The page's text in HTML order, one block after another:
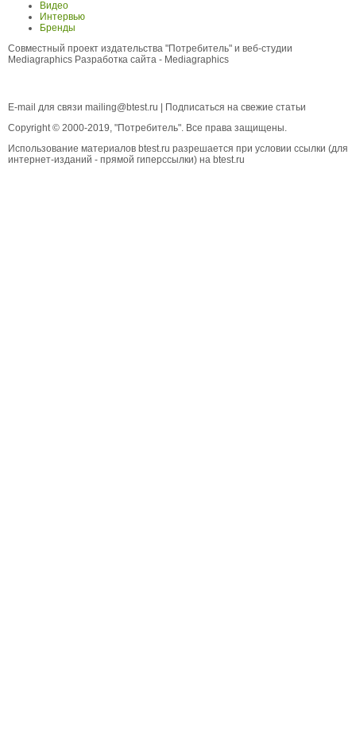
Видео
Интервью
Бренды
Совместный проект издательства "Потребитель" и веб-студии
Mediagraphics Разработка сайта - Mediagraphics
E-mail для связи mailing@btest.ru
Подписаться на свежие статьи
Copyright © 2000-2019, "Потребитель". Все права защищены.
Использование материалов btest.ru разрешается при условии ссылки (для
интернет-изданий - прямой гиперссылки) на btest.ru